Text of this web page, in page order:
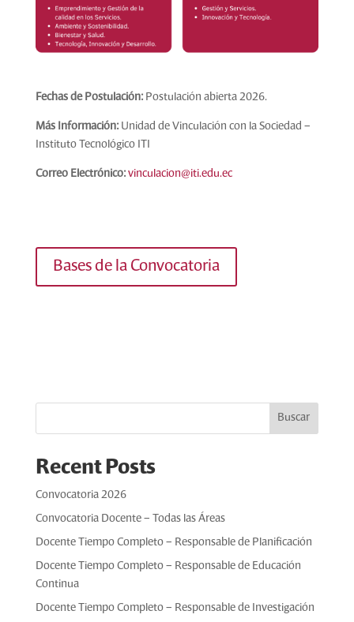
Fechas de Postulación:Postulación abierta 2026.
Más Información: Unidad de Vinculación con la Sociedad –
Instituto Tecnológico ITI
Correo Electrónico: vinculacion@iti.edu.ec
Bases de la Convocatoria
Buscar
Recent Posts
Convocatoria 2026
Convocatoria Docente – Todas las Áreas
Docente Tiempo Completo – Responsable de Planificación
Docente Tiempo Completo – Responsable de Educación
Continua
Docente Tiempo Completo – Responsable de Investigación